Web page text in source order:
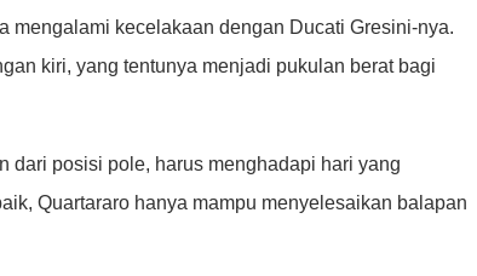
mengalami kecelakaan dengan Ducati Gresini-nya.
kiri, yang tentunya menjadi pukulan berat bagi
dari posisi pole, harus menghadapi hari yang
Quartararo hanya mampu menyelesaikan balapan